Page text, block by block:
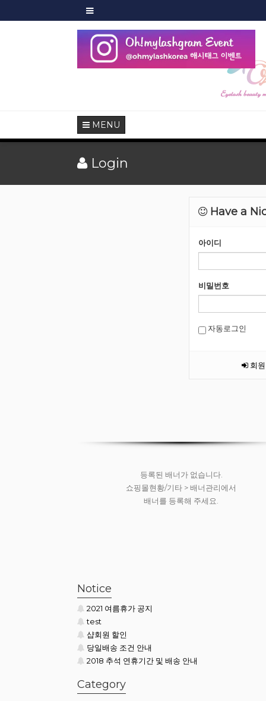
MENU
Login
Have a
아이디
비밀번호
자동로그인
회
등록된 배너가 없습니다.
쇼핑몰현황/기타 > 배너관리에서
배너를 등록해 주세요.
Notice
2021 여름휴가 공지
test
샵회원 할인
당일배송 조건 안내
2018 추석 연휴기간 및 배송 안내
Category